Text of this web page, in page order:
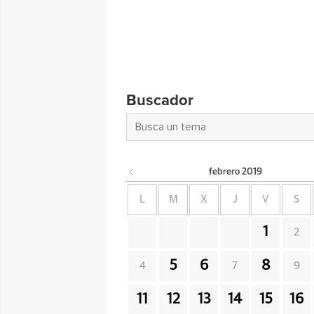
Buscador
febrero 2019
L M X J V S
1 2
4 5 6 7 8 9
11 12 13 14 15 16